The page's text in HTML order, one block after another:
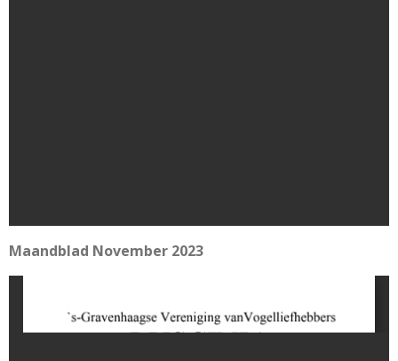
Maandblad November 2023